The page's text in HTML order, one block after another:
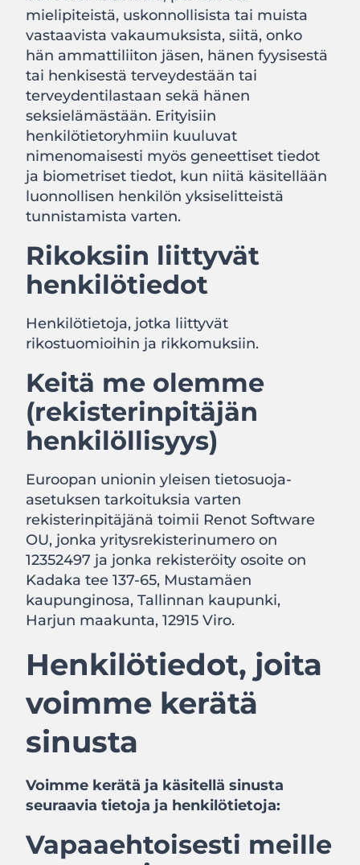
mielipiteistä, uskonnollisista tai muista
vastaavista vakaumuksista, siitä, onko
hän ammattiliiton jäsen, hänen fyysisestä
tai henkisestä terveydestään tai
terveydentilastaan sekä hänen
seksielämästään. Erityisiin
henkilötietoryhmiin kuuluvat
nimenomaisesti myös geneettiset tiedot
ja biometriset tiedot, kun niitä käsitellään
luonnollisen henkilön yksiselitteistä
tunnistamista varten.
Rikoksiin liittyvät
henkilötiedot
Henkilötietoja, jotka liittyvät
rikostuomioihin ja rikkomuksiin.
Keitä me olemme
(rekisterinpitäjän
henkilöllisyys)
Euroopan unionin yleisen tietosuoja-
asetuksen tarkoituksia varten
rekisterinpitäjänä toimii Renot Software
OU, jonka yritysrekisterinumero on
12352497 ja jonka rekisteröity osoite on
Kadaka tee 137-65, Mustamäen
kaupunginosa, Tallinnan kaupunki,
Harjun maakunta, 12915 Viro.
Henkilötiedot, joita
voimme kerätä
sinusta
Voimme kerätä ja käsitellä sinusta
seuraavia tietoja ja henkilötietoja:
Vapaaehtoisesti meille